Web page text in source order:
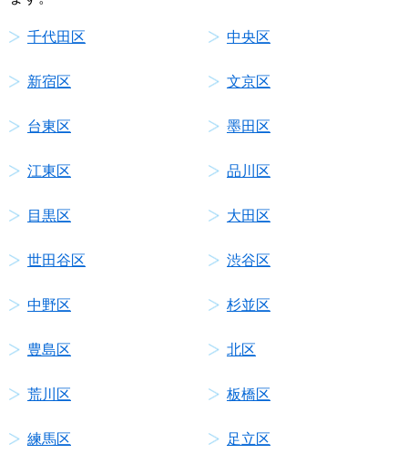
千代田区 中央区
新宿区 文京区
台東区 墨田区
江東区 品川区
目黒区 大田区
世田谷区 渋谷区
中野区 杉並区
豊島区 北区
荒川区 板橋区
練馬区 足立区